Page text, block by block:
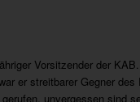
Vorsitzender der
er streitbarer Gegner
unvergessen sind